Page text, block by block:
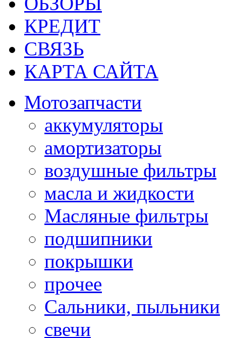
КРЕДИТ
СВЯЗЬ
КАРТА САЙТА
Мотозапчасти
аккумуляторы
амортизаторы
воздушные фильтры
масла и жидкости
Масляные фильтры
подшипники
покрышки
прочее
Сальники, пыльники
свечи